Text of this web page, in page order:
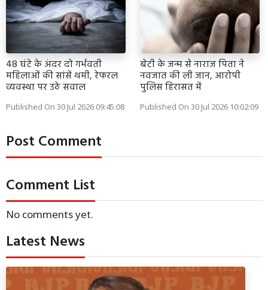
48 घंटे के अंदर दो गर्भवती
महिलाओं की सांसें थमी, रेफरल
व्यवस्था पर उठे सवाल
Published On 30 Jul 2026 09:45:08
बेटी के जन्म से नाराज पिता ने
नवजात की ली जान, आरोपी
पुलिस हिरासत में
Published On 30 Jul 2026 10:02:09
Post Comment
Comment List
No comments yet.
Latest News